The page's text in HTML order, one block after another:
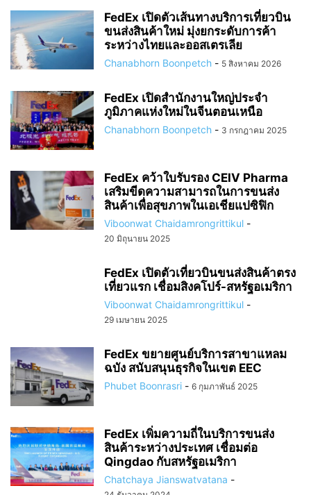
FedEx เปิดตัวเส้นทางบริการเที่ยวบิน
ขนส่งสินค้าใหม่ มุ่งยกระดับการค้า
ระหว่างไทยและออสเตรเลีย
Chanabhorn Boonpetch - 5 สิงหาคม 2026
FedEx เปิดสำนักงานใหญ่ประจำ
ภูมิภาคแห่งใหม่ในจีนตอนเหนือ
Chanabhorn Boonpetch - 3 กรกฎาคม 2025
FedEx คว้าใบรับรอง CEIV Pharma
เสริมขีดความสามารถในการขนส่ง
สินค้าเพื่อสุขภาพในเอเชียแปซิฟิก
Viboonwat Chaidamrongrittikul -
20 มิถุนายน 2025
FedEx เปิดตัวเที่ยวบินขนส่งสินค้าตรง
เที่ยวแรก เชื่อมสิงคโปร์-สหรัฐอเมริกา
Viboonwat Chaidamrongrittikul -
29 เมษายน 2025
FedEx ขยายศูนย์บริการสาขาแหลม
ฉบัง สนับสนุนธุรกิจในเขต EEC
Phubet Boonrasri - 6 กุมภาพันธ์ 2025
FedEx เพิ่มความถี่ในบริการขนส่ง
สินค้าระหว่างประเทศ เชื่อมต่อ
Qingdao กับสหรัฐอเมริกา
Chatchaya Jianswatvatana -